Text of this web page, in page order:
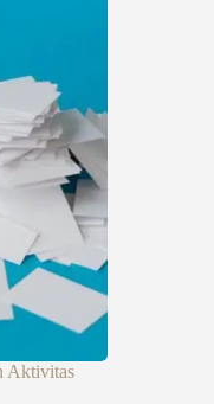
Aktivitas